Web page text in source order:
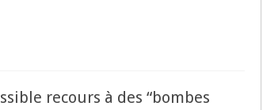
recours à des “bombes